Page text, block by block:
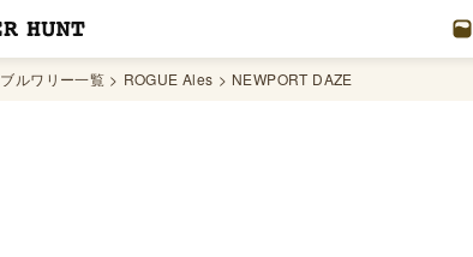
ブルワリー一覧 ROGUE Ales NEWPORT DAZE